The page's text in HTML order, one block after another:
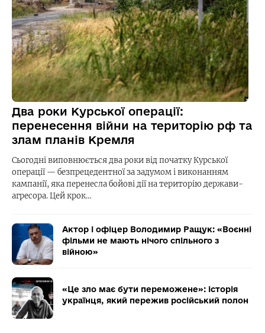
Два роки Курської операції:
перенесення війни на територію рф та
злам планів Кремля
Сьогодні виповнюється два роки від початку Курської
операції — безпрецедентної за задумом і виконанням
кампанії, яка перенесла бойові дії на територію держави-
агресора. Цей крок…
Актор і офіцер Володимир Ращук: «Воєнні
фільми не мають нічого спільного з
війною»
«Це зло має бути переможене»: історія
українця, який пережив російський полон